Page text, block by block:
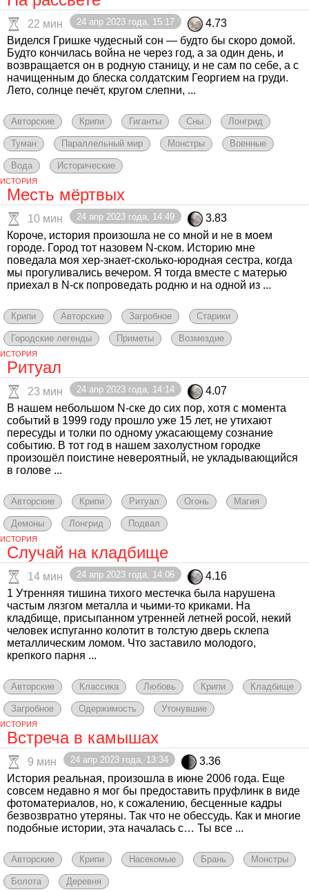
22 мин 24 апр 2023 года, 15:17
4.73
Виделся Гришке чудесный сон — будто бы скоро домой.
Будто кончилась война не через год, а за один день, и
возвращается он в родную станицу, и не сам по себе, а с
начищенным до блеска солдатским Георгием на груди.
Лето, солнце печёт, кругом слепни, ...
Авторские Крипи Гиганты Сны Лонгрид
Туман Параллельный мир Монстры Военные
Вода Исторические
ИСТОРИЯ
Месть мёртвых
10 мин 24 апр 2023 года, 14:49
3.83
Короче, история произошла не со мной и не в моем
городе. Город тот назовем N-ском. Историю мне
поведала моя хер-знает-сколько-юродная сестра, когда
мы прогуливались вечером. Я тогда вместе с матерью
приехал в N-ск попроведать родню и на одной из ...
Крипи Авторские Загробное Старики
Городские легенды Приметы Возмездие
ИСТОРИЯ
Ритуал
23 мин 24 апр 2023 года, 14:14
4.07
В нашем небольшом N-ске до сих пор, хотя с момента
событий в 1999 году прошло уже 15 лет, не утихают
пересуды и толки по одному ужасающему сознание
событию. В тот год в нашем захолустном городке
произошёл поистине невероятный, не укладывающийся
в голове ...
Авторские Крипи Ритуал Огонь Магия
Демоны Лонгрид Подвал
ИСТОРИЯ
Случай на кладбище
14 мин 24 апр 2023 года, 14:06
4.16
1 Утренняя тишина тихого местечка была нарушена
частым лязгом металла и чьими-то криками. На
кладбище, присыпанном утренней летней росой, некий
человек испуганно колотит в толстую дверь склепа
металлическим ломом. Что заставило молодого,
крепкого парня ...
Авторские Классика Любовь Крипи Кладбище
Загробное Одержимость Утонувшие
ИСТОРИЯ
Встреча в камышах
9 мин 24 апр 2023 года, 13:34
3.36
История реальная, произошла в июне 2006 года. Еще
совсем недавно я мог бы предоставить пруфлинк в виде
фотоматериалов, но, к сожалению, бесценные кадры
безвозвратно утеряны. Так что не обессудь. Как и многие
подобные истории, эта началась с… Ты все ...
Авторские Крипи Насекомые Брань Монстры
Болота Деревня